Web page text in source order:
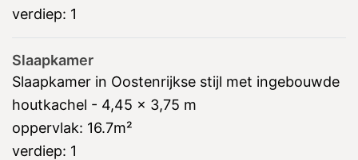
verdiep: 1
Slaapkamer
Slaapkamer in Oostenrijkse stijl met ingebouwde
houtkachel - 4,45 x 3,75 m
oppervlak: 16.7m²
verdiep: 1